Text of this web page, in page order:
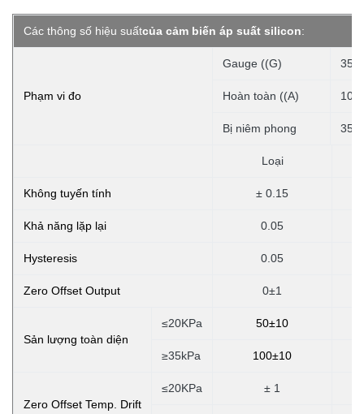
Các thông số hiệu suấtcủa cảm biến áp suất silicon:
Phạm vi đo
Gauge ((G)
Hoàn toàn ((A)
Bị niêm phong
Loại
Không tuyến tính ± 0.15
Khả năng lặp lại 0.05
Hysteresis 0.05
Zero Offset Output 0±1
Sản lượng toàn diện
≤20KPa 50±10
≥35kPa 100±10
Zero Offset Temp. Drift
≤20KPa ± 1